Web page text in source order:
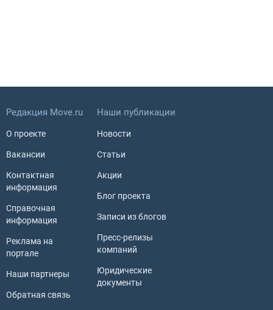
Редакция Move.ru
О проекте
Вакансии
Контактная
информация
Справочная
информация
Реклама на
портале
Наши партнеры
Обратная связь
Наши публикации
Новости
Статьи
Акции
Блог проекта
Записи из блогов
Пресс-релизы
компаний
Юридические
документы